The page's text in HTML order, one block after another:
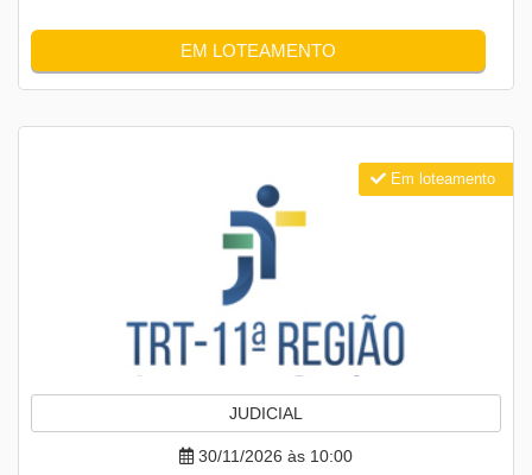
EM LOTEAMENTO
JUDICIAL
30/11/2026 às 10:00
Em loteamento